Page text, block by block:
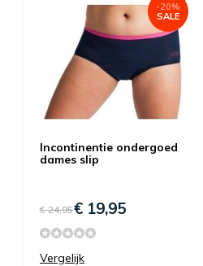
Incontinentie ondergoed
dames slip
-20%
SALE
€ 24,95€ 19,95
Vergelijk